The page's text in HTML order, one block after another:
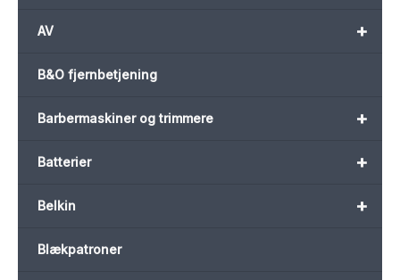
+
AV
B&O fjernbetjening
+
Barbermaskiner og trimmere
+
Batterier
+
Belkin
Blækpatroner